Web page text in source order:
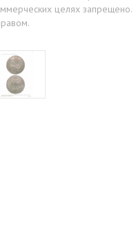
целях запрещено.